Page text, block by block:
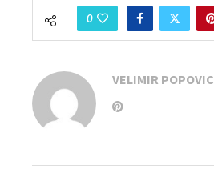
0
VELIMIR POPOVIC